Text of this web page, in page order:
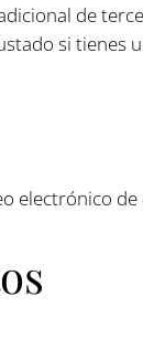
de
si tienes
electrónico